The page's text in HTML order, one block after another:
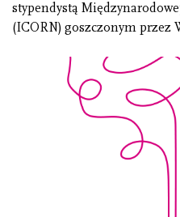
stypendystą
(ICORN) goszczonym przez